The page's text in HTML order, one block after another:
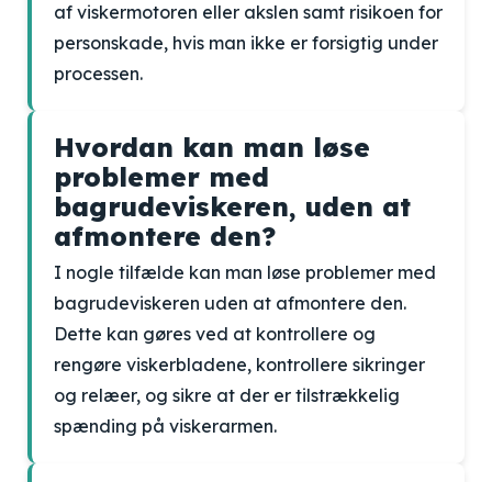
af viskermotoren eller akslen samt risikoen for
personskade, hvis man ikke er forsigtig under
processen.
Hvordan kan man løse
problemer med
bagrudeviskeren, uden at
afmontere den?
I nogle tilfælde kan man løse problemer med
bagrudeviskeren uden at afmontere den.
Dette kan gøres ved at kontrollere og
rengøre viskerbladene, kontrollere sikringer
og relæer, og sikre at der er tilstrækkelig
spænding på viskerarmen.